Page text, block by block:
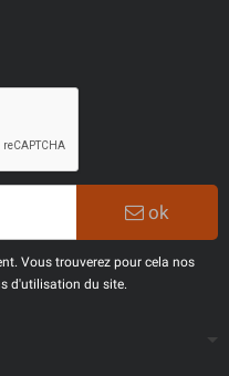
ok
Vous trouverez pour cela nos
d'utilisation du site.